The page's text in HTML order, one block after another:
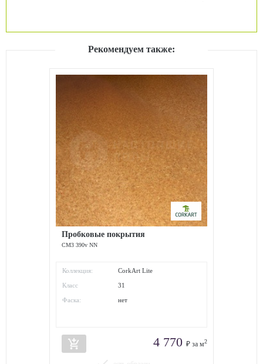
Рекомендуем также:
Пробковые покрытия
СM3 390v NN
Коллекция: CorkArt Lite
Класс
31
Фаска: нет
add_shopping_cart 4 770 ₽ за м2